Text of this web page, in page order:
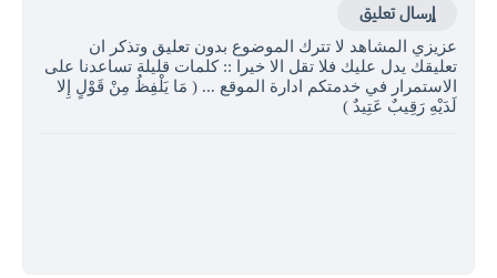
إرسال تعليق
عزيزي المشاهد لا تترك الموضوع بدون تعليق وتذكر ان
تعليقك يدل عليك فلا تقل الا خيرا :: كلمات قليلة تساعدنا على
الاستمرار في خدمتكم ادارة الموقع ... ( مَا يَلْفِظُ مِنْ قَوْلٍ إِلا
لَدَيْهِ رَقِيبٌ عَتِيدٌ )